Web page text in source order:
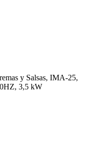
y Salsas, IMA-25,
3,5 kW